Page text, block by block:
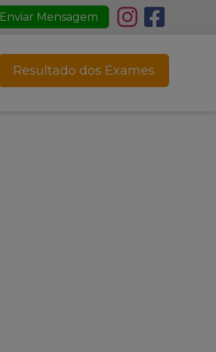
Enviar Mensagem
Resultado dos Exames